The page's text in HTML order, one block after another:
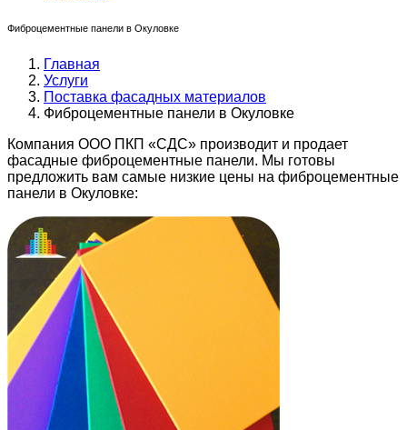
Фиброцементные панели в Окуловке
Главная
Услуги
Поставка фасадных материалов
Фиброцементные панели в Окуловке
Компания ООО ПКП «СДС» производит и продает
фасадные фиброцементные панели. Мы готовы
предложить вам самые низкие цены на фиброцементные
панели в Окуловке: